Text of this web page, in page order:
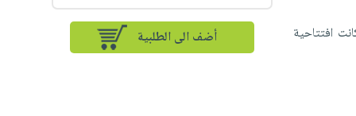
كانت مجلة اسبوعية صدرت في مصر في بداية عام ١٩٦٤، كانت افتتاحية أضف الى الطلبية